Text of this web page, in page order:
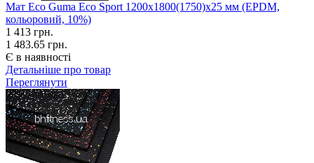
Мат Eco Guma Eco Sport 1200х1800(1750)х25 мм (EPDM,
кольоровий, 10%)
1 413 грн.
1 483.65 грн.
Є в наявності
Детальніше про товар
Переглянути